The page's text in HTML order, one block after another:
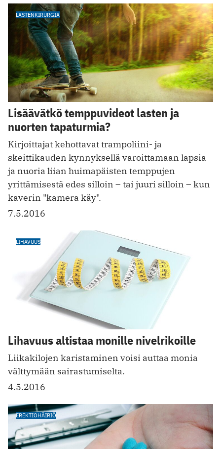
LASTENKIRURGIA
Lisäävätkö temppuvideot lasten ja
nuorten tapaturmia?
Kirjoittajat kehottavat trampoliini- ja
skeittikauden kynnyksellä varoittamaan lapsia
ja nuoria liian huimapäisten temppujen
yrittämisestä edes silloin – tai juuri silloin – kun
kaverin "kamera käy".
7.5.2016
LIHAVUUS
Lihavuus altistaa monille nivelrikoille
Liikakilojen karistaminen voisi auttaa monia
välttymään sairastumiselta.
4.5.2016
EREKTIOHÄIRIÖ